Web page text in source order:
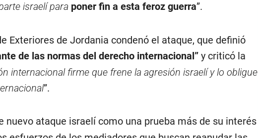
israelí para poner fin a esta feroz guerra”.
Exteriores de Jordania condenó el ataque, que definió
de las normas del derecho internacional”y criticó la
internacional firme que frene la agresión israelí y lo obligue
”.
nuevo ataque israelí como una prueba más de su interés